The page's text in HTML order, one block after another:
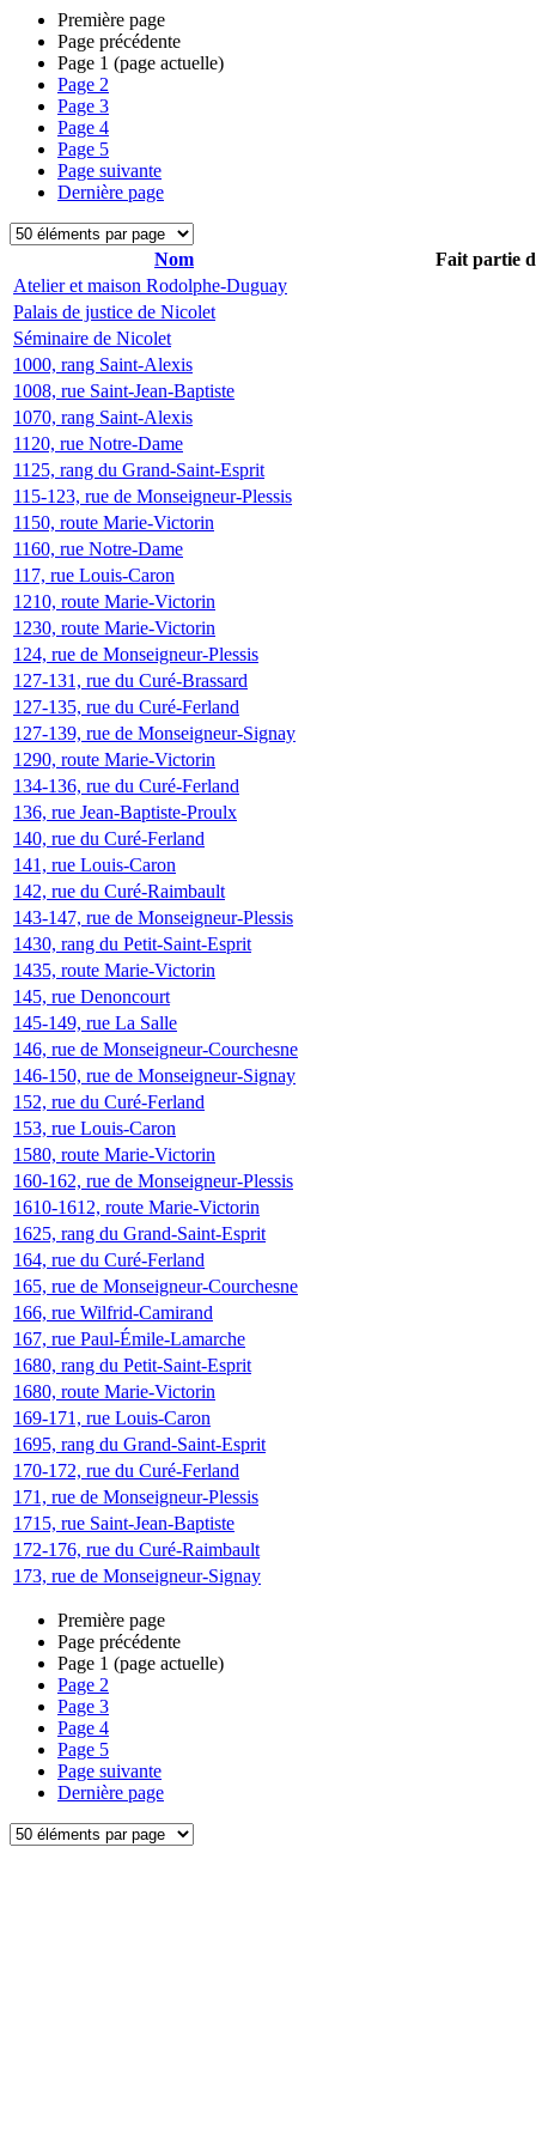
Première page
Page précédente
Page 1 (page actuelle)
Page 2
Page 3
Page 4
Page 5
Page suivante
Dernière page
Nom
Fait partie
Atelier et maison Rodolphe-Duguay
Palais de justice de Nicolet
Séminaire de Nicolet
1000, rang Saint-Alexis
1008, rue Saint-Jean-Baptiste
1070, rang Saint-Alexis
1120, rue Notre-Dame
1125, rang du Grand-Saint-Esprit
115-123, rue de Monseigneur-Plessis
1150, route Marie-Victorin
1160, rue Notre-Dame
117, rue Louis-Caron
1210, route Marie-Victorin
1230, route Marie-Victorin
124, rue de Monseigneur-Plessis
127-131, rue du Curé-Brassard
127-135, rue du Curé-Ferland
127-139, rue de Monseigneur-Signay
1290, route Marie-Victorin
134-136, rue du Curé-Ferland
136, rue Jean-Baptiste-Proulx
140, rue du Curé-Ferland
141, rue Louis-Caron
142, rue du Curé-Raimbault
143-147, rue de Monseigneur-Plessis
1430, rang du Petit-Saint-Esprit
1435, route Marie-Victorin
145, rue Denoncourt
145-149, rue La Salle
146, rue de Monseigneur-Courchesne
146-150, rue de Monseigneur-Signay
152, rue du Curé-Ferland
153, rue Louis-Caron
1580, route Marie-Victorin
160-162, rue de Monseigneur-Plessis
1610-1612, route Marie-Victorin
1625, rang du Grand-Saint-Esprit
164, rue du Curé-Ferland
165, rue de Monseigneur-Courchesne
166, rue Wilfrid-Camirand
167, rue Paul-Émile-Lamarche
1680, rang du Petit-Saint-Esprit
1680, route Marie-Victorin
169-171, rue Louis-Caron
1695, rang du Grand-Saint-Esprit
170-172, rue du Curé-Ferland
171, rue de Monseigneur-Plessis
1715, rue Saint-Jean-Baptiste
172-176, rue du Curé-Raimbault
173, rue de Monseigneur-Signay
Première page
Page précédente
Page 1 (page actuelle)
Page 2
Page 3
Page 4
Page 5
Page suivante
Dernière page